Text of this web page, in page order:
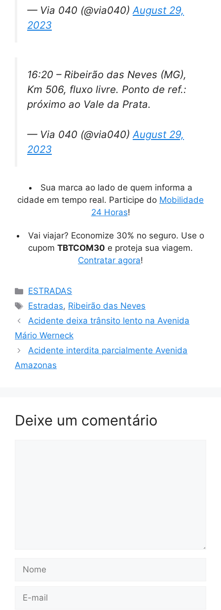
— Via 040 (@via040) August 29,
2023
16:20 – Ribeirão das Neves (MG),
Km 506, fluxo livre. Ponto de ref.:
próximo ao Vale da Prata.
— Via 040 (@via040) August 29,
2023
Sua marca ao lado de quem informa a
cidade em tempo real. Participe do Mobilidade
24 Horas!
Vai viajar? Economize 30% no seguro. Use o
cupom TBTCOM30 e proteja sua viagem.
Contratar agora!
Categorias
ESTRADAS
Tags
Estradas, Ribeirão das Neves
Acidente deixa trânsito lento na Avenida
Mário Werneck
Acidente interdita parcialmente Avenida
Amazonas
Deixe um comentário
Nome